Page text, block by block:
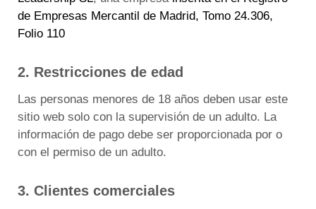
de Empresas Mercantil de Madrid, Tomo 24.306,
Folio 110
2. Restricciones de edad
Las personas menores de 18 años deben usar este
sitio web solo con la supervisión de un adulto. La
información de pago debe ser proporcionada por o
con el permiso de un adulto.
3. Clientes comerciales